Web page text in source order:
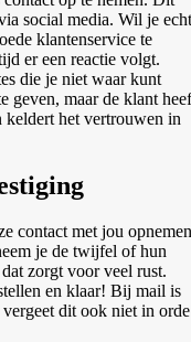
social media. Wil je echt
klantenservice te
er een reactie volgt.
die je niet waar kunt
geven, maar de klant
keldert het vertrouwen in
contact met jou
je de twijfel of hun
zorgt voor veel rust.
en klaar! Bij mail is
dit ook niet in orde